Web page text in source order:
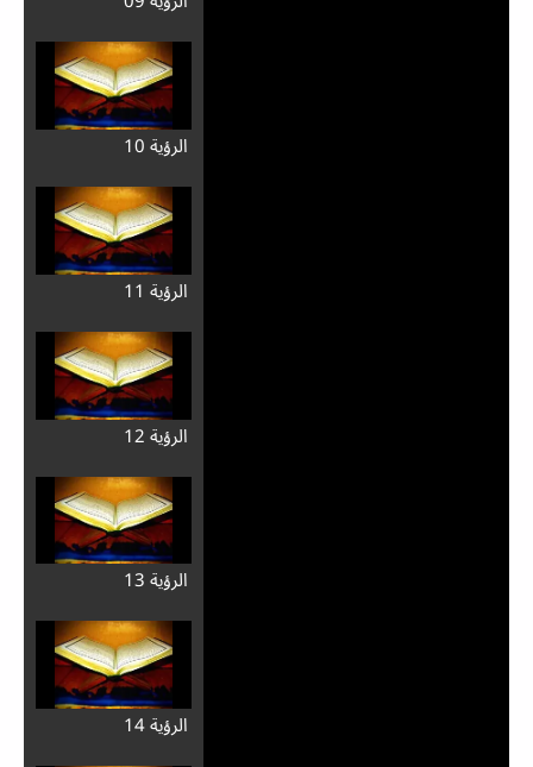
الرؤية 10
الرؤية 11
الرؤية 12
الرؤية 13
الرؤية 14